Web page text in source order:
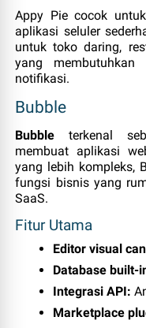
Appy Pie cocok
aplikasi seluler
untuk toko daring,
yang
notifikasi.
Bubble
Bubble terkenal
membuat aplikasi
yang lebih kompleks,
fungsi bisnis yang
SaaS.
Fitur Utama
Editor visual
Database
Integrasi API:
Marketplace